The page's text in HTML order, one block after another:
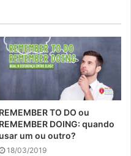
REMEMBER TO DO ou
REMEMBER DOING: quando
usar um ou outro?
18/03/2019